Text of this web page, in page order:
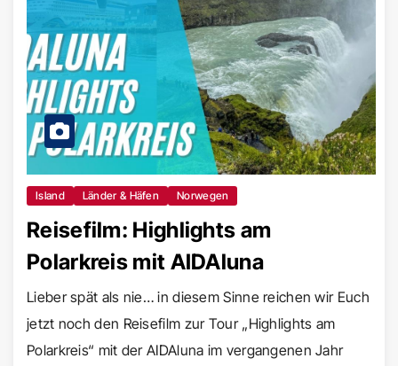
Island Länder & Häfen Norwegen
Reisefilm: Highlights am
Polarkreis mit AIDAluna
Lieber spät als nie… in diesem Sinne reichen wir Euch
jetzt noch den Reisefilm zur Tour „Highlights am
Polarkreis“ mit der AIDAluna im vergangenen Jahr